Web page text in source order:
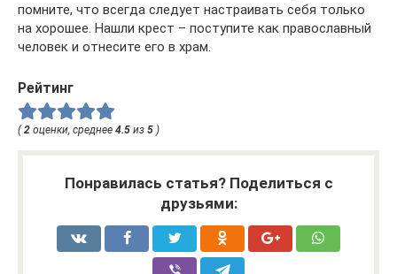
помните, что всегда следует настраивать себя только
на хорошее. Нашли крест – поступите как православный
человек и отнесите его в храм.
Рейтинг
(2 оценки, среднее 4.5 из 5 )
Понравилась статья? Поделиться с
друзьями: